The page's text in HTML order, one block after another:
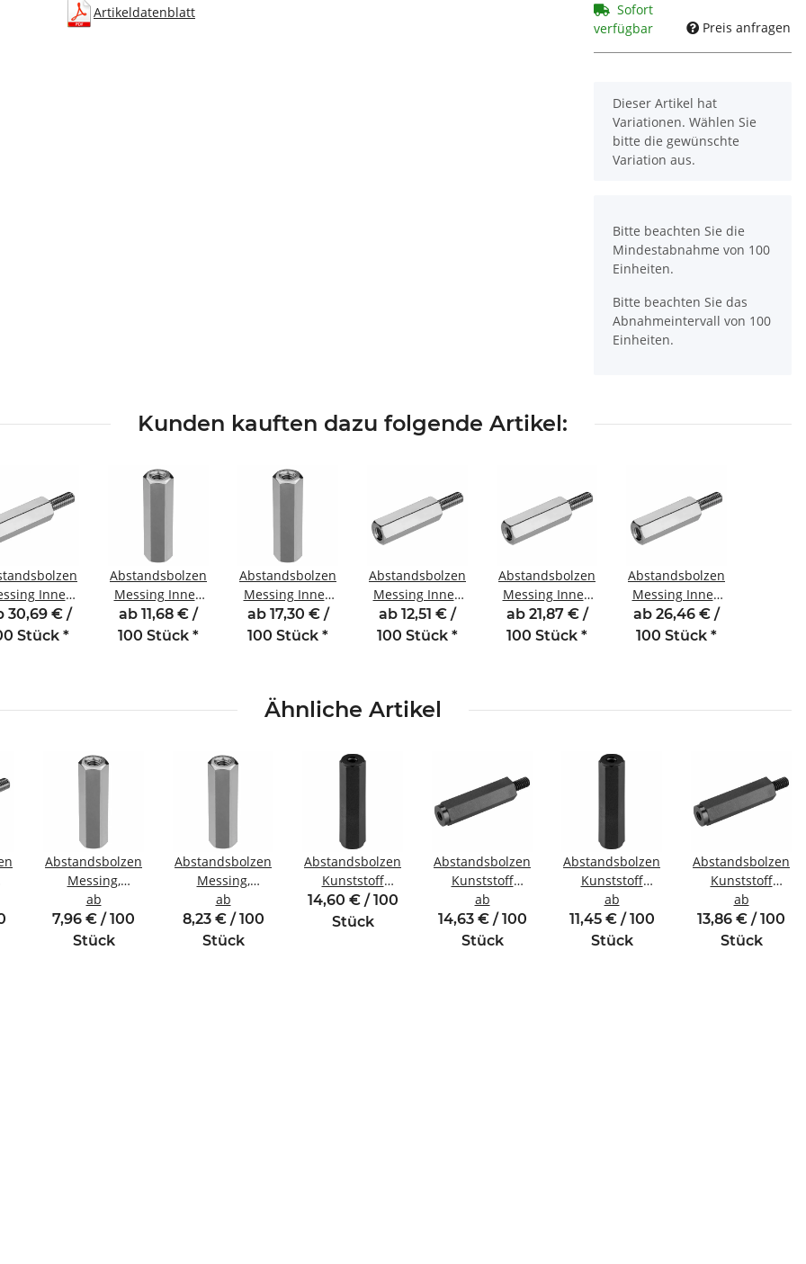
Artikeldatenblatt
Sofort
verfügbar
Preis anfragen
x
Dieser Artikel hat
Variationen. Wählen Sie
bitte die gewünschte
Variation aus.
Bitte beachten Sie die
Mindestabnahme von 100
Einheiten.
Bitte beachten Sie das
Abnahmeintervall von 100
Einheiten.
Kunden kauften dazu folgende Artikel:
Innen
mm M3
30,69 € /
Stück *
Abstandsbolzen
Messing Innen
/Innengewinde
15 mm M3 SW5
ab 11,68 € /
100 Stück *
Abstandsbolzen
Messing Innen
/Innengewinde
25 mm M3 SW5
ab 17,30 € /
100 Stück *
Abstandsbolzen
Messing Innen
/Außengewinde
10 mm M2,5
ab 12,51 € /
100 Stück *
Abstandsbolzen
Messing Innen
/Außengewinde
25 mm M2 SW4
ab 21,87 € /
100 Stück *
Abstandsbolzen
Messing Innen
/Außengewinde
30 mm M2 SW4
ab 26,46 € /
100 Stück *
Ähnliche Artikel
Abstandsbolzen
Messing,
vernickelt
Innen/Innengewinde
M2,5 SW5
ab
7,96 € / 100
Stück
Abstandsbolzen
Messing,
vernickelt
Innen/Innengewinde
M3 SW5,5
ab
8,23 € / 100
Stück
Abstandsbolzen
Kunststoff
Innen/Innengewinde
M2 SW5
14,60 € / 100
Stück
Abstandsbolzen
Kunststoff
Innen/Außengewinde
M2,5 SW5
ab
14,63 € / 100
Stück
Abstandsbolzen
Kunststoff
Innen/Innengewinde
M3 SW6
ab
11,45 € / 100
Stück
Abstandsbolzen
Kunststoff
Innen/
M4 SW8
ab
13,86 € / 100
Stück